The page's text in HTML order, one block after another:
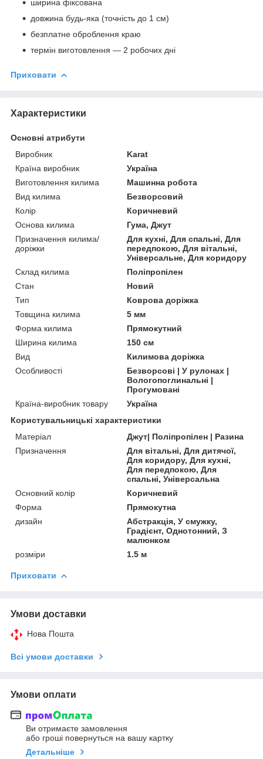
ширина фіксована
довжина будь-яка (точність до 1 см)
безплатне оброблення краю
термін виготовлення — 2 робочих дні
Приховати
Характеристики
Основні атрибути
Виробник
Karat
Країна виробник
Україна
Виготовлення килима
Машинна робота
Вид килима
Безворсовий
Колір
Коричневий
Основа килима
Гума, Джут
Призначення килима/
доріжки
Для кухні, Для спальні, Для
передпокою, Для вітальні,
Універсальне, Для коридору
Склад килима
Поліпропілен
Стан
Новий
Тип
Коврова доріжка
Товщина килима
5 мм
Форма килима
Прямокутний
Ширина килима
150 см
Вид
Килимова доріжка
Особливості
Безворсові | У рулонах |
Вологопоглинальні |
Прогумовані
Країна-виробник товару
Україна
Користувальницькі характеристики
Матеріал
Джут| Поліпропілен | Разина
Призначення
Для вітальні, Для дитячої,
Для коридору, Для кухні,
Для передпокою, Для
спальні, Універсальна
Основний колір
Коричневий
Форма
Прямокутна
дизайн
Абстракція, У смужку,
Градієнт, Однотонний, З
малюнком
розміри
1.5 м
Приховати
Умови доставки
Нова Пошта
Всі умови доставки
Умови оплати
Ви отримаєте замовлення
або гроші повернуться на вашу картку
Детальніше